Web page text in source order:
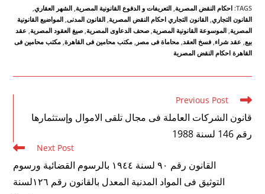
TAGS
:احكام النقض المصرية, التعريفات و الدفوع القانونية المصرية, الشهر العقاري,
القانون التجاري, القانون التجاري احكام النقض المصرية, القانون المدنى, المواضيع القانونية
المصرية, الموسوعة القانونية المصرية, صحف الدعاوى المصرية, صيغ العقود المصرية, عقد
بيع, عقد شراء, فسخ العقد, محاماة فى مصر , مكتب محامين فى القاهرة, مكتب محامين فى
القاهرة احكام النقض المصرية
Read
more
articles
Previous Post
قانون الشركات العاملة فى مجال تلقى الاموال وإستثمارها
رقم 146 لسنة 1988
Next Post
القانون رقم ۹۰ لسنة ۱۹٤٤ بالرسوم القضائية ورسوم
التوثيق فى المواد المدنية المعدل بالقانون رقم ۱۲٦لسنة